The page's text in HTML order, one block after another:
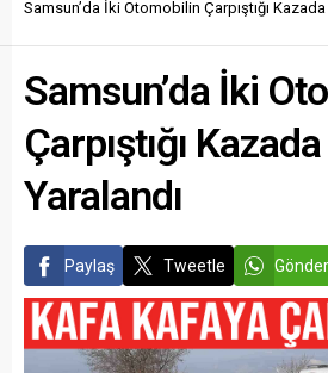
Samsun’da İki Otomobilin Çarpıştığı
Samsun’da İki
Çarpıştığı
Yaralandı
Paylaş Tweetle Gönder